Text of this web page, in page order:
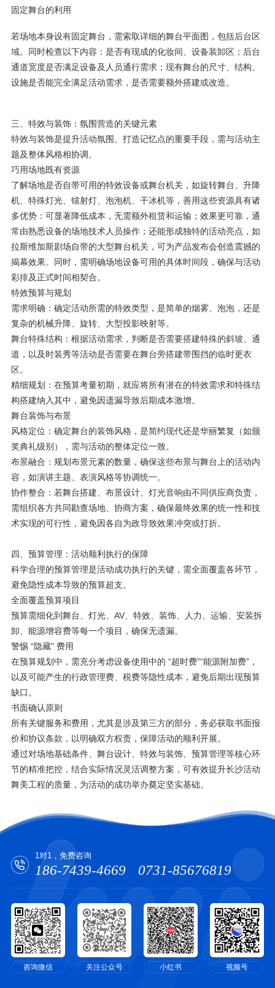
固定舞台的利用
若场地本身设有固定舞台，需索取详细的舞台平面图，包括后台区
域。同时检查以下内容：是否有现成的化妆间、设备装卸区；后台
通道宽度是否满足设备及人员通行需求；现有舞台的尺寸、结构、
设施是否能完全满足活动需求，是否需要额外搭建或改造。
三、特效与装饰：氛围营造的关键元素
特效与装饰是提升活动氛围、打造记忆点的重要手段，需与活动主
题及整体风格相协调。
巧用场地既有资源
了解场地是否自带可用的特效设备或舞台机关，如旋转舞台、升降
机、特殊灯光、镭射灯、泡泡机、干冰机等，善用这些资源具有诸
多优势：可显著降低成本，无需额外租赁和运输；效果更可靠，通
常由熟悉设备的场地技术人员操作；还能形成独特的活动亮点，如
拉斯维加斯剧场自带的大型舞台机关，可为产品发布会创造震撼的
揭幕效果。同时，需明确场地设备可用的具体时间段，确保与活动
彩排及正式时间相契合。
特效预算与规划
需求明确：确定活动所需的特效类型，是简单的烟雾、泡泡，还是
复杂的机械升降、旋转、大型投影映射等。
舞台特殊结构：根据活动需求，判断是否需要搭建特殊的斜坡、通
道，以及时装秀等活动是否需要在舞台旁搭建带围挡的临时更衣
区。
精细规划：在预算考量初期，就应将所有潜在的特效需求和特殊结
构搭建纳入其中，避免因遗漏导致后期成本激增。
舞台装饰与布景
风格定位：确定舞台的装饰风格，是简约现代还是华丽繁复（如颁
奖典礼级别），需与活动的整体定位一致。
布景融合：规划布景元素的数量，确保这些布景与舞台上的活动内
容，如演讲主题、表演风格等协调统一。
协作整合：若舞台搭建、布景设计、灯光音响由不同供应商负责，
需组织各方共同勘查场地、协商方案，确保最终效果的统一性和技
术实现的可行性，避免因各自为政导致效果冲突或打折。
四、预算管理：活动顺利执行的保障
科学合理的预算管理是活动成功执行的关键，需全面覆盖各环节，
避免隐性成本导致的预算超支。
全面覆盖预算项目
预算需细化到舞台、灯光、AV、特效、装饰、人力、运输、安装拆
卸、能源增容费等每一个项目，确保无遗漏。
警惕 “隐藏” 费用
在预算规划中，需充分考虑设备使用中的 “超时费”“能源附加费”，
以及可能产生的行政管理费、税费等隐性成本，避免后期出现预算
缺口。
书面确认原则
所有关键服务和费用，尤其是涉及第三方的部分，务必获取书面报
价和协议条款，以明确双方权责，保障活动的顺利开展。
通过对场地基础条件、舞台设计、特效与装饰、预算管理等核心环
节的精准把控，结合实际情况灵活调整方案，可有效提升长沙活动
舞美工程的质量，为活动的成功举办奠定坚实基础。
1对1，免费咨询
186-7439-4669 0731-85676819
咨询微信 关注公众号 小红书 视频号